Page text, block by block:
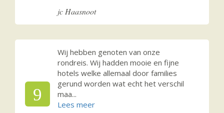
jc Haasnoot
9
Wij hebben genoten van onze
rondreis. Wij hadden mooie en fijne
hotels welke allemaal door families
gerund worden wat echt het verschil
maa...